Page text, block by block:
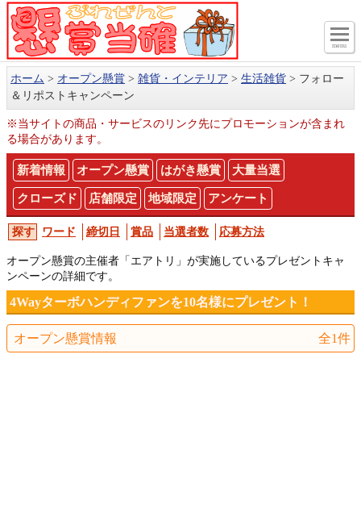
menu
ホーム オープン懸賞 雑貨・インテリア 生活雑貨
フォロー
＆リポストキャンペーン
※当サイトの商品・サービスのリンク先にプロモーションが含まれ
る場合があります。
新着情報 オープン懸賞 はがき懸賞 大量当選
クローズド 店舗限定 地域限定 アンケート
ワード 締切日 賞品 当選者数 応募方法
オープン懸賞の主催者「エアトリ」が実施しているプレゼントキャ
ンペーンの詳細です。
4Wayターボハンディファンを10名様にプレゼント！
オープン懸賞情報 全1件